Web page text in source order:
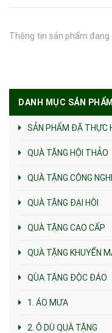
Thông tin sản phẩm
DANH MỤC SẢN PHẨM
SẢN PHẨM ĐÃ THỰC
QUÀ TẶNG HỘI THẢO
QUÀ TẶNG CÔNG
QUÀ TẶNG ĐẠI HỘI
QUÀ TẶNG CAO CẤP
QUÀ TẶNG KHUYẾN
QÙA TẶNG ĐỘC ĐÁO
1. ÁO MƯA
2. Ô DÙ QUÀ TẶNG